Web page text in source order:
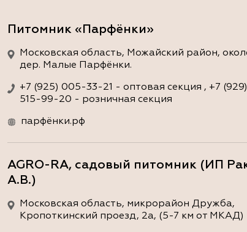
Питомник «Парфёнки»
Московская область, Можайский район,
дер. Малые Парфёнки.
+7 (925) 005-33-21 - оптовая секция , +7 (929)
515-99-20 - розничная секция
парфёнки.рф
AGRO-RA, садовый питомник (ИП
А.В.)
Московская область, микрорайон Дружба,
Кропоткинский проезд, 2а, (5-7 км от МКАД)